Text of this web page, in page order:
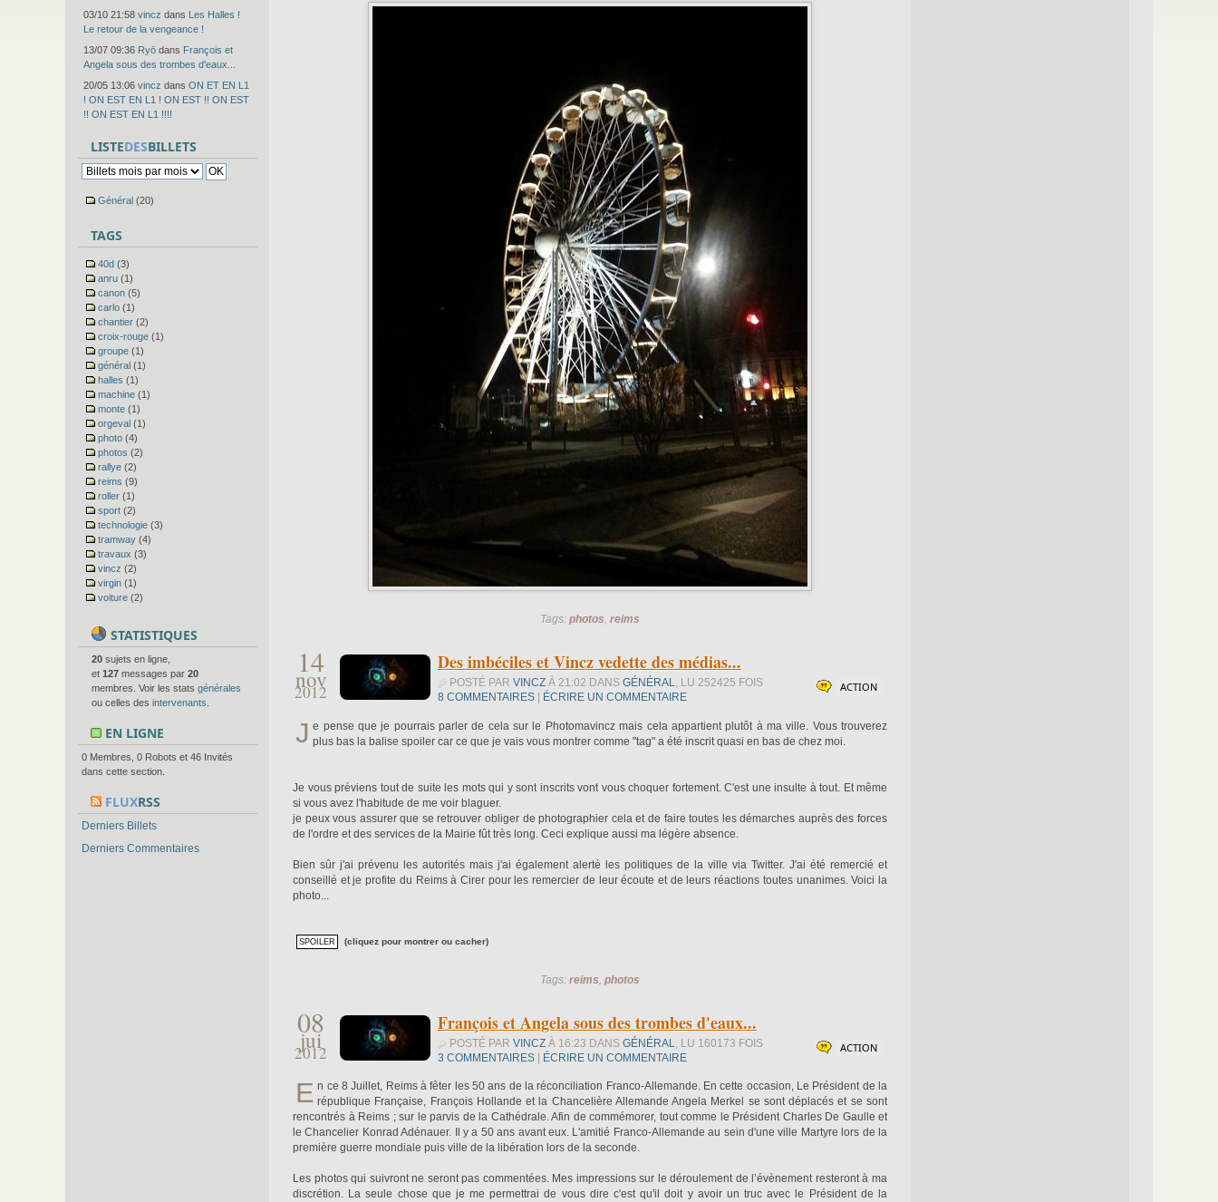
03/10 21:58 vincz dans Les Halles !
Le retour de la vengeance !
13/07 09:36 Ryō dans François et
Angela sous des trombes d'eaux...
20/05 13:06 vincz dans ON ET EN L1
! ON EST EN L1 ! ON EST !! ON EST
!! ON EST EN L1 !!!!
LISTEDESBILLETS
Général (20)
TAGS
40d (3)
anru (1)
canon (5)
carlo (1)
chantier (2)
croix-rouge (1)
groupe (1)
général (1)
halles (1)
machine (1)
monte (1)
orgeval (1)
photo (4)
photos (2)
rallye (2)
reims (9)
roller (1)
sport (2)
technologie (3)
tramway (4)
travaux (3)
vincz (2)
virgin (1)
voiture (2)
STATISTIQUES
20 sujets en ligne,
et 127 messages par 20
membres. Voir les stats générales
ou celles des intervenants
EN LIGNE
0 Membres, 0 Robots et 46 Invités
dans cette section.
FLUXRSS
Derniers Billets
Derniers Commentaires
Tags: photos, reims
14
nov
2012
Des imbéciles et Vincz vedette des médias...
ACTION
POSTÉ PAR VINCZ À 21:02 DANS GÉNÉRAL, LU 252425 FOIS
8 COMMENTAIRES
ÉCRIRE UN COMMENTAIRE
J e pense que je pourrais parler de cela sur le Photomavincz mais cela appartient plutôt à ma ville. Vous trouverez
plus bas la balise spoiler car ce que je vais vous montrer comme "tag" a été inscrit quasi en bas de chez moi.
Je vous préviens tout de suite les mots qui y sont inscrits vont vous choquer fortement. C'est une insulte à tout. Et même
si vous avez l'habitude de me voir blaguer.
je peux vous assurer que se retrouver obliger de photographier cela et de faire toutes les démarches auprès des forces
de l'ordre et des services de la Mairie fût très long. Ceci explique aussi ma légère absence.
Bien sûr j'ai prévenu les autorités mais j'ai également alerté les politiques de la ville via Twitter. J'ai été remercié et
conseillé et je profite du Reims à Cirer pour les remercier de leur écoute et de leurs réactions toutes unanimes. Voici la
photo...
(cliquez pour montrer ou cacher)
Tags: reims photos
08
jui
2012
François et Angela sous des trombes d'eaux...
ACTION
POSTÉ PAR VINCZ À 16:23 DANS GÉNÉRAL, LU 160173 FOIS
3 COMMENTAIRES
ÉCRIRE UN COMMENTAIRE
E n ce 8 Juillet, Reims à fêter les 50 ans de la réconciliation Franco-Allemande. En cette occasion, Le Président de la
république Française, François Hollande et la Chancelière Allemande Angela Merkel se sont déplacés et se sont
rencontrés à Reims ; sur le parvis de la Cathédrale. Afin de commémorer, tout comme le Président Charles De Gaulle et
le Chancelier Konrad Adénauer. Il y a 50 ans avant eux. L'amitié Franco-Allemande au sein d'une ville Martyre lors de la
première guerre mondiale puis ville de la libération lors de la seconde.
Les photos qui suivront ne seront pas commentées. Mes impressions sur le déroulement de l’évènement resteront à ma
discrétion. La seule chose que je me permettrai de vous dire c'est qu'il doit y avoir un truc avec le Président de la